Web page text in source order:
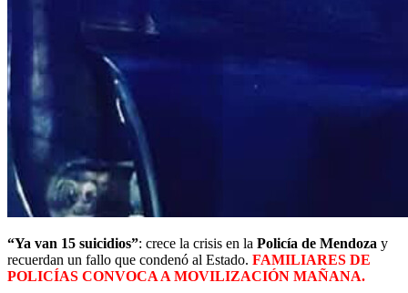
“Ya van 15 suicidios”: crece la crisis en la Policía de Mendoza y
recuerdan un fallo que condenó al Estado. FAMILIARES DE
POLICÍAS CONVOCA A MOVILIZACIÓN MAÑANA.